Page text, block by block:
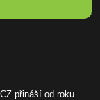
přináší od roku